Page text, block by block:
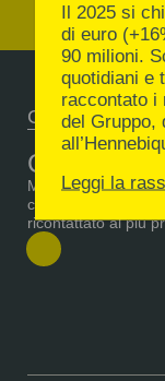
CONTATTI
Contattaci
Manda una mail o
che hai in mente o
ricontattato al più
Il 2025 si
di euro
90 milioni.
quotidiani e
raccontato i
del Gruppo,
Leggi la